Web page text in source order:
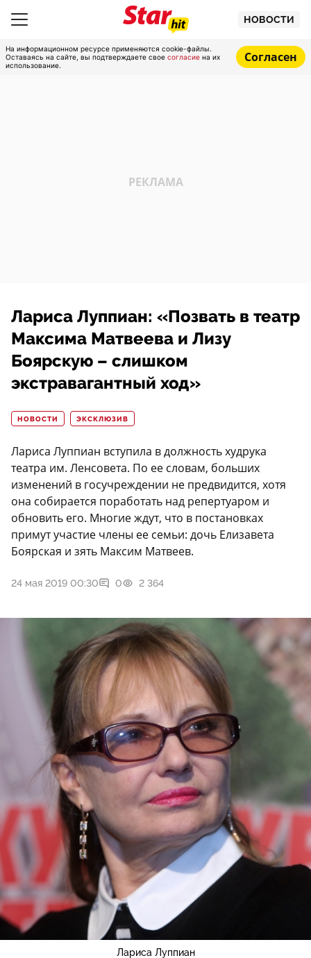
НОВОСТИ
На информационном ресурсе применяются cookie-файлы.
Оставаясь на сайте, вы подтверждаете свое согласие на их
использование.
Согласен
Лариса Луппиан: «Позвать в театр
Максима Матвеева и Лизу
Боярскую – слишком
экстравагантный ход»
НОВОСТИ ЭКСКЛЮЗИВ
Лариса Луппиан вступила в должность худрука
театра им. Ленсовета. По ее словам, больших
изменений в госучреждении не предвидится, хотя
она собирается поработать над репертуаром и
обновить его. Многие ждут, что в постановках
примут участие члены ее семьи: дочь Елизавета
Боярская и зять Максим Матвеев.
24 мая 2019 00:30 0 2 364
Лариса Луппиан